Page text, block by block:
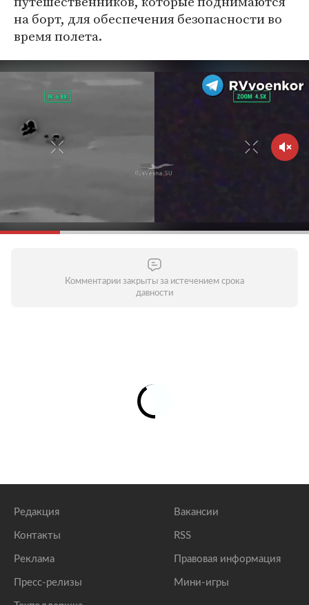
на борт, для обеспечения безопасности во
время полета.
Комментарии закрыты за истечением срока
давности
Редакция
Контакты
Реклама
Пресс-релизы
Вакансии
RSS
Правовая информация
Мини-игры